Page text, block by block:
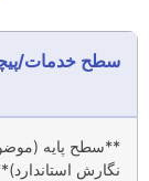
سطح خدمات/
**سطح پایه
نگارش